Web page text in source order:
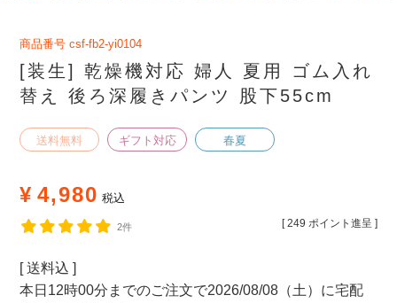
商品番号 csf-fb2-yi0104
[装生] 乾燥機対応 婦人 夏用 ゴム入れ
替え 後ろ深履きパンツ 股下55cm
送料無料 ギフト対応 春夏
¥ 4,980 税込
[ 249 ポイント進呈 ]
2件
送料込
本日 12時00分 までのご注文で2026/08/08（土） に宅配